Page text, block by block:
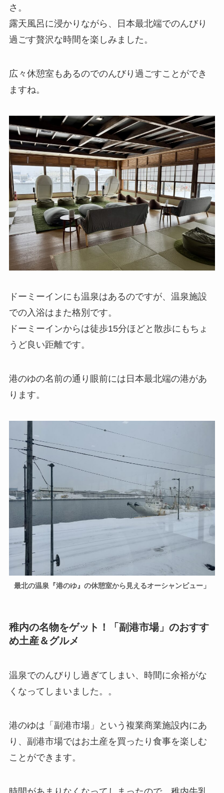
さ。
露天風呂に浸かりながら、日本最北端でのんびり
過ごす贅沢な時間を楽しみました。
広々休憩室もあるのでのんびり過ごすことができ
ますね。
ドーミーインにも温泉はあるのですが、温泉施設
での入浴はまた格別です。
ドーミーインからは徒歩15分ほどと散歩にもちょ
うど良い距離です。
港のゆの名前の通り眼前には日本最北端の港があ
ります。
最北の温泉『港のゆ』の休憩室から見えるオーシャンビュー」
稚内の名物をゲット！「副港市場」のおすす
め土産＆グルメ
温泉でのんびりし過ぎてしまい、時間に余裕がな
くなってしまいました。。
港のゆは「副港市場」という複業商業施設内にあ
り、副港市場ではお土産を買ったり食事を楽しむ
ことができます。